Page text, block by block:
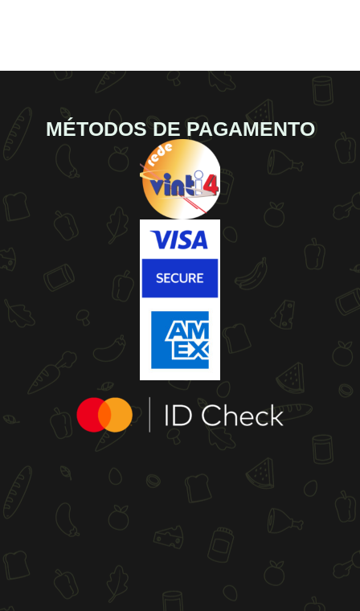
MÉTODOS DE PAGAMENTO